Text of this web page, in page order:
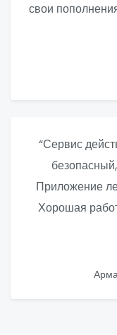
свои
“Сервис
Приложение
Хорошая